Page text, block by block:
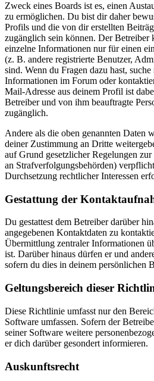
Zweck eines Boards ist es, einen
zu ermöglichen. Du bist dir daher
Profils und die von dir erstellten
zugänglich sein können. Der Betreiber
einzelne Informationen nur für einen
(z. B. andere registrierte Benutzer,
sind. Wenn du Fragen dazu hast, suche
Informationen im Forum oder
Mail-Adresse aus deinem Profil ist
Betreiber und von ihm beauftragte
zugänglich.
Andere als die oben genannten Daten
deiner Zustimmung an Dritte
auf Grund gesetzlicher Regelungen
an Strafverfolgungsbehörden)
Durchsetzung rechtlicher Interessen
Gestattung der
Du gestattest dem Betreiber darüber
angegebenen Kontaktdaten zu
Übermittlung zentraler Informationen
ist. Darüber hinaus dürfen er und
sofern du dies in deinem persönlichen
Geltungsbereich dieser
Diese Richtlinie umfasst nur den
Software umfassen. Sofern der
seiner Software weitere
er dich darüber gesondert informieren.
Auskunftsrecht